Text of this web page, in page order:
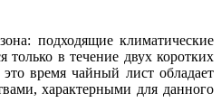
подходящие климатические
только в течение двух коротких
время чайный лист обладает
характерными для данного